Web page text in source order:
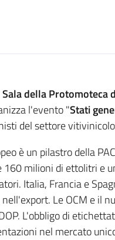
Sala della Protomoteca
l'evento "Stati
del settore
è un pilastro della
160 milioni di ettolitri e
Italia, Francia e
Le OCM e il
L'obbligo di
nel mercato